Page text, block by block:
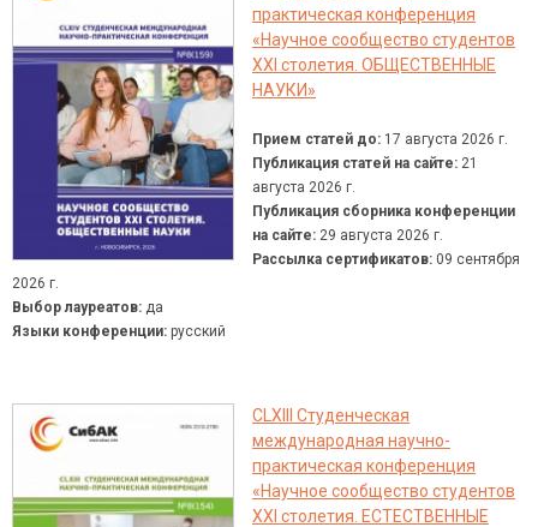
практическая конференция
«Научное сообщество студентов
XXI столетия. ОБЩЕСТВЕННЫЕ
НАУКИ»
Прием статей до: 17 августа 2026 г.
Публикация статей на сайте: 21
августа 2026 г.
Публикация сборника конференции
на сайте: 29 августа 2026 г.
Рассылка сертификатов: 09 сентября
2026 г.
Выбор лауреатов: да
Языки конференции: русский
CLXIII Студенческая
международная научно-
практическая конференция
«Научное сообщество студентов
XXI столетия. ЕСТЕСТВЕННЫЕ